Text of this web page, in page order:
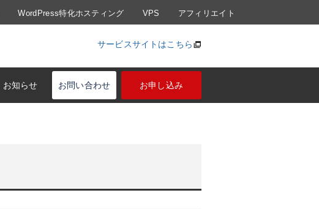
WordPress特化ホスティング VPS アフィリエイト
サービスサイトはこちら
お知らせ お問い合わせ お申し込み